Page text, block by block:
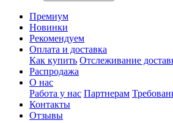
Премиум
Новинки
Рекомендуем
Оплата и доставка
Как купить Отслеживание
Распродажа
О нас
Работа у нас Партнерам
Контакты
Отзывы